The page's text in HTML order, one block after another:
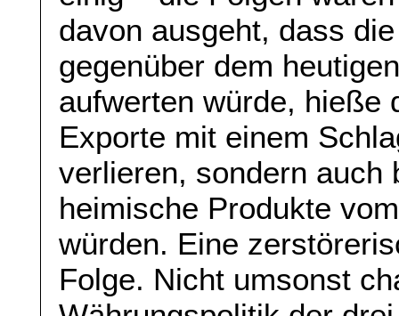
davon ausgeht, dass
gegenüber dem
aufwerten würde, hieße
Exporte mit einem
verlieren, sondern auch
heimische Produkte
würden. Eine
Folge. Nicht umsonst